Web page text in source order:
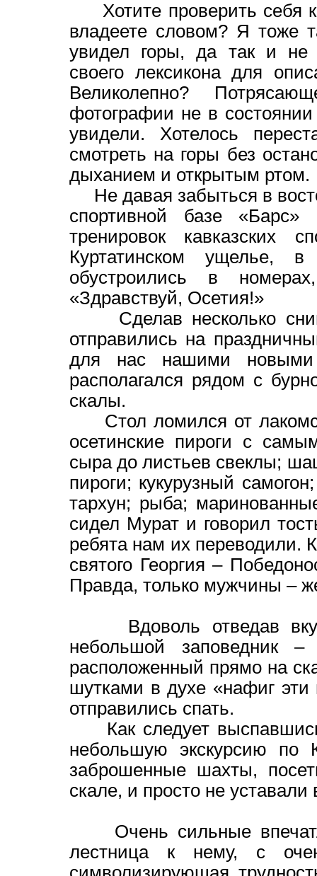
Хотите проверить себя
владеете словом? Я тоже
увидел горы, да так и не
своего лексикона для
Великолепно?
фотографии не в
увидели. Хотелось
смотреть на горы без
дыханием и открытым ртом.
Не давая забыться в
спортивной базе
тренировок кавказских
Куртатинском ущелье,
обустроились в
«Здравствуй, Осетия!»
Сделав несколько
отправились на
для нас нашими новыми
располагался рядом с
скалы.
Стол ломился от
осетинские пироги с
сыра до листьев свеклы;
пироги; кукурузный
тархун; рыба;
сидел Мурат и говорил
ребята нам их переводили.
святого Георгия –
Правда, только мужчины –
Вдоволь отведав
небольшой заповедник
расположенный прямо на
шутками в духе «нафиг эти
отправились спать.
Как следует
небольшую экскурсию по
заброшенные шахты,
скале, и просто не уставали
Очень сильные
лестница к нему, с